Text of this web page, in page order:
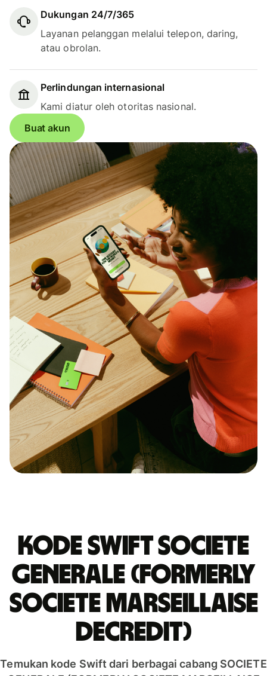
Dukungan 24/7/365
Layanan pelanggan melalui telepon, daring,
atau obrolan.
Perlindungan internasional
Kami diatur oleh otoritas nasional.
Buat akun
Kode Swift SOCIETE
GENERALE (FORMERLY
SOCIETE MARSEILLAISE
DECREDIT)
Temukan kode Swift dari berbagai cabang SOCIETE